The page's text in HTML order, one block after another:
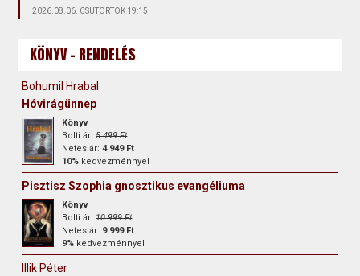
2026.08.06. CSÜTÖRTÖK 19:15
KÖNYV - RENDELÉS
Bohumil Hrabal
Hóvirágünnep
Könyv
Bolti ár:5 499 Ft
Netes ár:4 949 Ft
10% kedvezménnyel
Pisztisz Szophia gnosztikus evangéliuma
Könyv
Bolti ár:10 999 Ft
Netes ár: 9 999 Ft
9% kedvezménnyel
Illik Péter